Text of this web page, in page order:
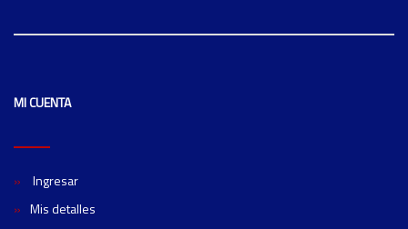
MI CUENTA
Ingresar
Mis detalles